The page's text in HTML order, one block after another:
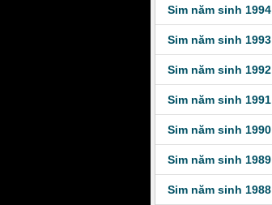
Sim năm sinh 1994
Sim năm sinh 1993
Sim năm sinh 1992
Sim năm sinh 1991
Sim năm sinh 1990
Sim năm sinh 1989
Sim năm sinh 1988